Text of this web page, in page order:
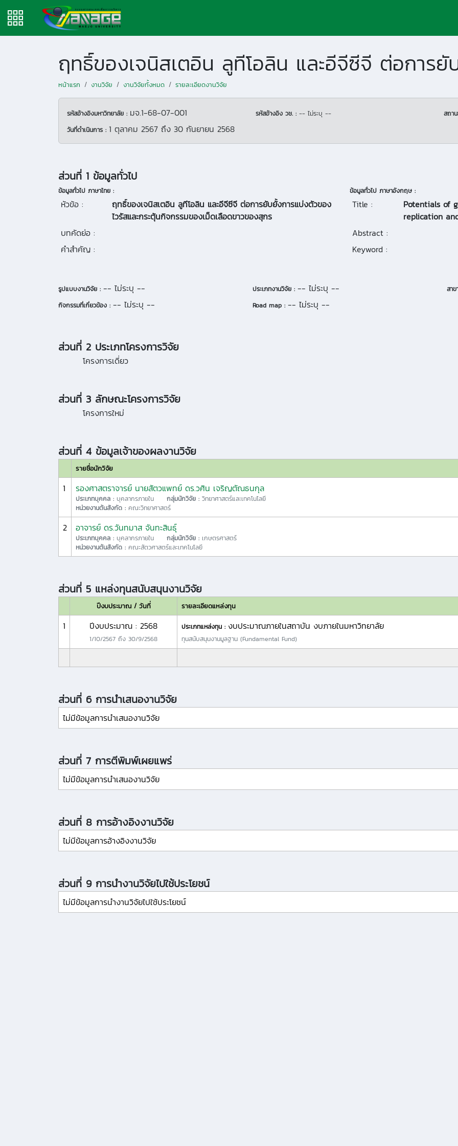
หน้าแรก งานวิจัย งานวิจัยทั้งหมด รายละเอียดงานวิจัย
รหัสอ้างอิงมหาวิทยาลัย : มจ.1-68-07-001 รหัสอ้างอิง วช. : -- ไม่ระบุ -- สถา
วันที่ดำเนินการ : 1 ตุลาคม 2567 ถึง 30 กันยายน 2568
ส่วนที่ 1 ข้อมูลทั่วไป
ข้อมูลทั่วไป ภาษาไทย :
หัวข้อ :
ฤทธิ์ของเจนิสเตอิน ลูทีโอลิน และอีจีซีจี ต่อการยับยั้งการแบ่งตัวของ
ไวรัสและกระตุ้นกิจกรรมของเม็ดเลือดขาวของสุกร
บทคัดย่อ :
คำสำคัญ :
ข้อมูลทั่วไป ภาษาอังกฤษ :
Title :
Potentials of
replication
Abstract :
Keyword :
รูปแบบงานวิจัย : -- ไม่ระบุ -- ประเภทงานวิจัย : -- ไม่ระบุ -- สา
กิจกรรมที่เกี่ยวข้อง : -- ไม่ระบุ -- Road map : -- ไม่ระบุ --
ส่วนที่ 2 ประเภทโครงการวิจัย
โครงการเดี่ยว
ส่วนที่ 3 ลักษณะโครงการวิจัย
โครงการใหม่
ส่วนที่ 4 ข้อมูลเจ้าของผลงานวิจัย
รายชื่อนักวิจัย
1 รองศาสตราจารย์ นายสัตวแพทย์ ดร.วศิน เจริญตัณธนกุล
ประเภทบุคคล : บุคลากรภายใน กลุ่มนักวิจัย : วิทยาศาสตร์และเทคโนโลยี
หน่วยงานต้นสังกัด : คณะวิทยาศาสตร์
2 อาจารย์ ดร.วันทมาส จันทะสินธุ์
ประเภทบุคคล : บุคลากรภายใน กลุ่มนักวิจัย : เกษตรศาสตร์
หน่วยงานต้นสังกัด : คณะสัตวศาสตร์และเทคโนโลยี
ส่วนที่ 5 แหล่งทุนสนับสนุนงานวิจัย
ปีงบประมาณ / วันที่ รายละเอียดแหล่งทุน
1 ปีงบประมาณ : 2568
1/10/2567 ถึง 30/9/2568
ประเภทแหล่งทุน : งบประมาณภายในสถาบัน งบภายในมหาวิทยาลัย
ทุนสนับสนุนงานมูลฐาน (Fundamental Fund)
ส่วนที่ 6 การนำเสนองานวิจัย
ไม่มีข้อมูลการนำเสนองานวิจัย
ส่วนที่ 7 การตีพิมพ์เผยแพร่
ไม่มีข้อมูลการนำเสนองานวิจัย
ส่วนที่ 8 การอ้างอิงงานวิจัย
ไม่มีข้อมูลการอ้างอิงงานวิจัย
ส่วนที่ 9 การนำงานวิจัยไปใช้ประโยชน์
ไม่มีข้อมูลการนำงานวิจัยไปใช้ประโยชน์